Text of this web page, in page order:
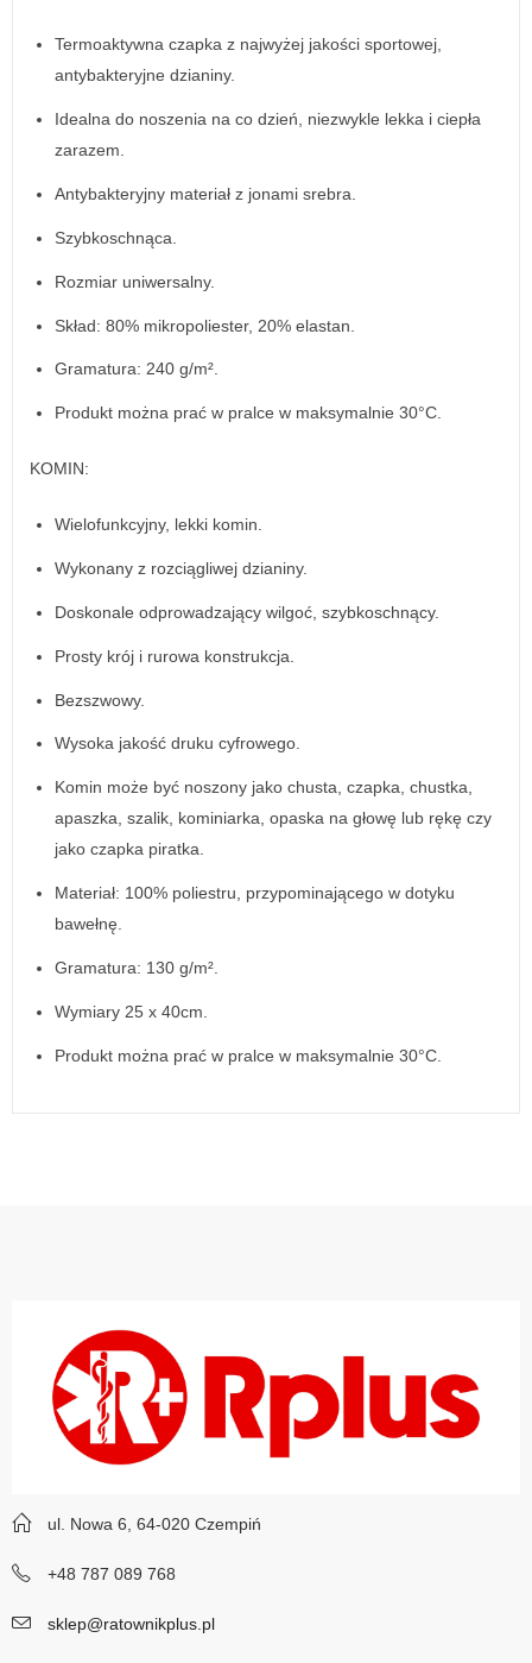
Termoaktywna czapka z najwyżej jakości sportowej,
antybakteryjne dzianiny.
Idealna do noszenia na co dzień, niezwykle lekka i ciepła
zarazem.
Antybakteryjny materiał z jonami srebra.
Szybkoschnąca.
Rozmiar uniwersalny.
Skład: 80% mikropoliester, 20% elastan.
Gramatura: 240 g/m².
Produkt można prać w pralce w maksymalnie 30°C.
KOMIN:
Wielofunkcyjny, lekki komin.
Wykonany z rozciągliwej dzianiny.
Doskonale odprowadzający wilgoć, szybkoschnący.
Prosty krój i rurowa konstrukcja.
Bezszwowy.
Wysoka jakość druku cyfrowego.
Komin może być noszony jako chusta, czapka, chustka,
apaszka, szalik, kominiarka, opaska na głowę lub rękę czy
jako czapka piratka.
Materiał: 100% poliestru, przypominającego w dotyku
bawełnę.
Gramatura: 130 g/m².
Wymiary 25 x 40cm.
Produkt można prać w pralce w maksymalnie 30°C.
ul. Nowa 6, 64-020 Czempiń
+48 787 089 768
sklep@ratownikplus.pl